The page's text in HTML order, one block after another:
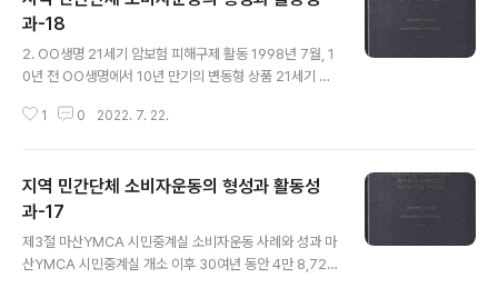
과-18
2. OO생명 21세기 암보험 피해구제 활동 1998년 7월, 1
0년 전 OO생명에서 10년 만기의 변동형 상품 21세기 암
품’으로 교육하면서 판매하였다는 상담이 접수되었다. 즉,
에 안 되는 터무니 없이 낮은 만기환급금을 지급하고, OO
생명 측에서는 21세기 암보험을 만기 확정형 상품으로 판
매한 사실이 없다며 발뺌하였다. 당시 YMCA 시민중계실
에 OO생명 출신 보험설계사들이 먼저 OO생명 21세기 암
보험 피해사례를 상담하였으며, 10년 전 자신들도 같은 보
1 0 2022. 7. 22.
지역 민간단체 소비자운동의 형성과 활동성
과-17
제3절 마산YMCA 시민중계실 소비자운동 사례와 성과 마
산YMCA 시민중계실 개소 이후 30여년 동안 4만 8,721